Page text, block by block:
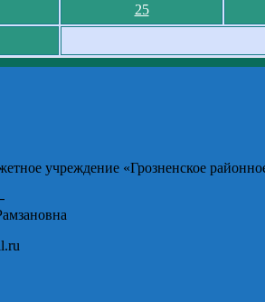
25
учреждение «Грозненское